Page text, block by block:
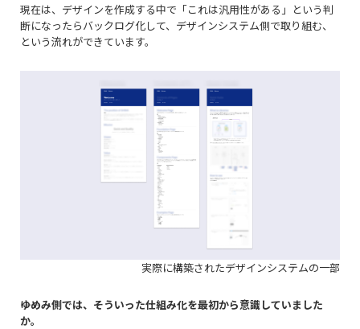
現在は、デザインを作成する中で「これは汎用性がある」という判
断になったらバックログ化して、デザインシステム側で取り組む、
という流れができています。
実際に構築されたデザインシステムの一部
――ゆめみ側では、そういった仕組み化を最初から意識していました
か。